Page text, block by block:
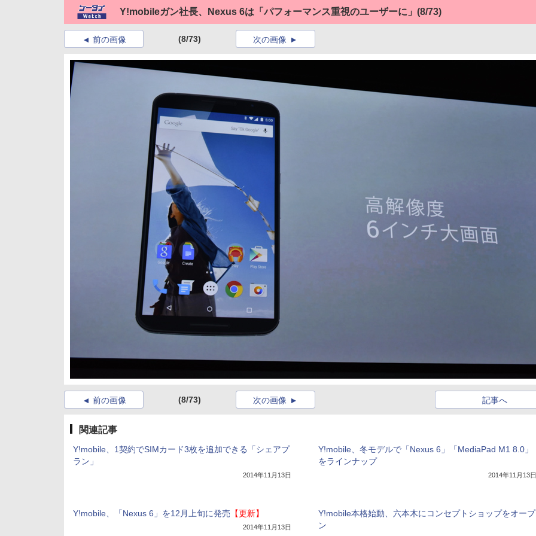
Y!mobileガン社長、Nexus 6は「パフォーマンス重視のユーザーに」 (8/73)
前の画像 (8/73) 次の画像
前の画像 (8/73) 記事へ
次の画像
関連記事
Y!mobile、1契約でSIMカード3枚を追加できる「シェアプ
ラン」
2014年11月13日
Y!mobile、冬モデルで「Nexus 6」「MediaPad M1 8.0」
をラインナップ
2014年11月13日
Y!mobile、「Nexus 6」を12月上旬に発売 【更新】
2014年11月13日
Y!mobile本格始動、六本木にコンセプトショップをオープ
ン